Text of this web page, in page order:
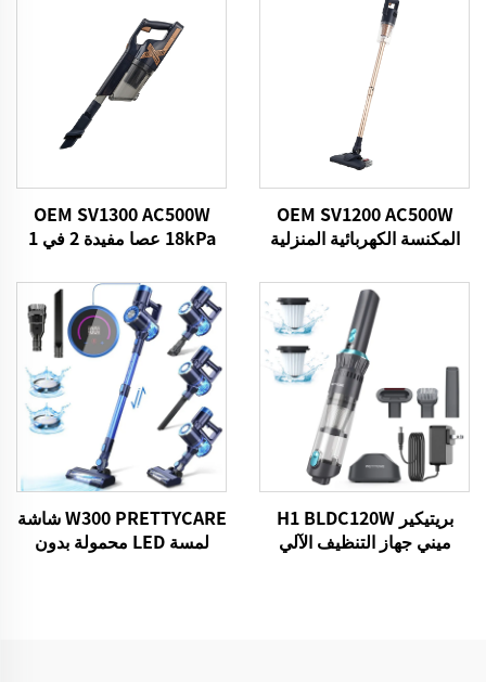
OEM SV1200 AC500W
المكنسة الكهربائية المنزلية
OEM SV1300 AC500W
18kPa عصا مفيدة 2 في 1
بريتيكير H1 BLDC120W
ميني جهاز التنظيف الآلي
W300 PRETTYCARE شاشة
لمسة LED محمولة بدون